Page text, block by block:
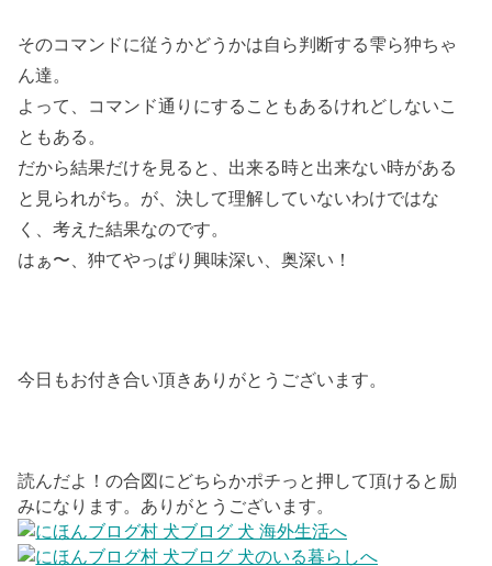
そのコマンドに従うかどうかは自ら判断する雫ら狆ちゃ
ん達。
よって、コマンド通りにすることもあるけれどしないこ
ともある。
だから結果だけを見ると、出来る時と出来ない時がある
と見られがち。が、決して理解していないわけではな
く、考えた結果なのです。
はぁ〜、狆てやっぱり興味深い、奥深い！
今日もお付き合い頂きありがとうございます。
読んだよ！の合図にどちらかポチっと押して頂けると励
みになります。ありがとうございます。